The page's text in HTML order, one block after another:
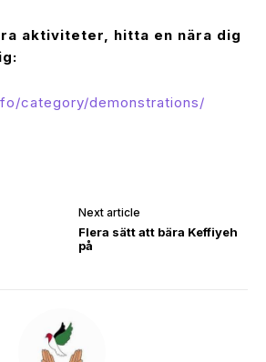
aktiviteter, hitta en nära dig
category/demonstrations/
Next article
Flera sätt att bära Keffiyeh
på